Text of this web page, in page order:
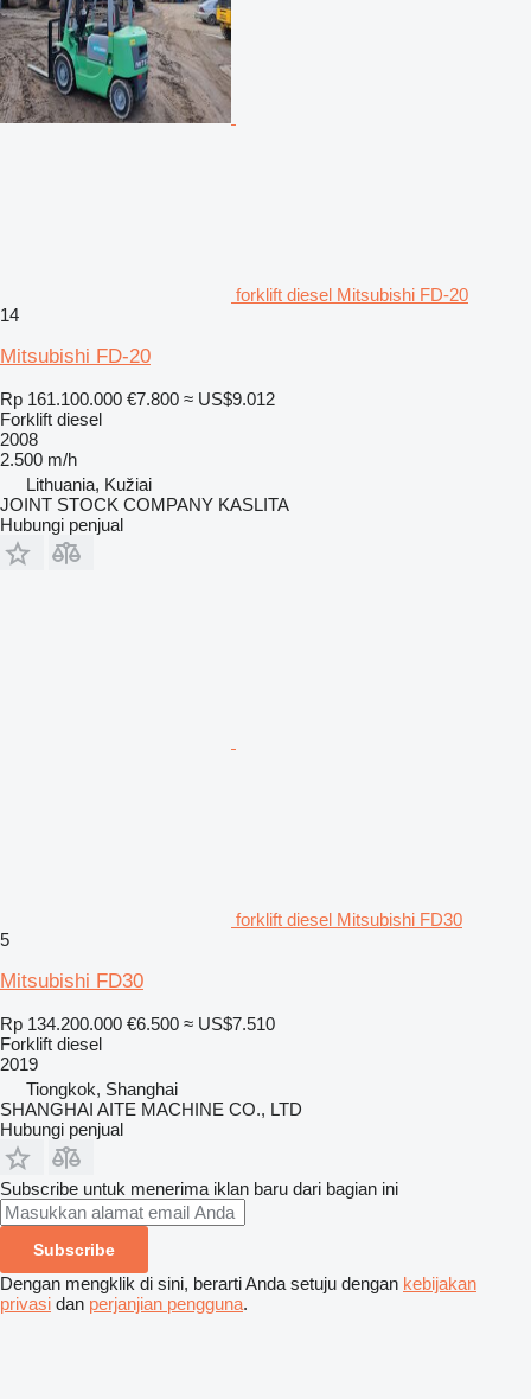
forklift diesel Mitsubishi FD-20
14
Mitsubishi FD-20
Rp 161.100.000 €7.800 ≈ US$9.012
Forklift diesel
2008
2.500 m/h
Lithuania, Kužiai
JOINT STOCK COMPANY KASLITA
Hubungi penjual
forklift diesel Mitsubishi FD30
5
Mitsubishi FD30
Rp 134.200.000 €6.500 ≈ US$7.510
Forklift diesel
2019
Tiongkok, Shanghai
SHANGHAI AITE MACHINE CO., LTD
Hubungi penjual
Subscribe untuk menerima iklan baru dari bagian ini
Subscribe
Dengan mengklik di sini, berarti Anda setuju dengan kebijakan
privasi dan perjanjian pengguna.